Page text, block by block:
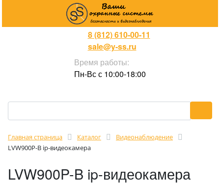
8 (812) 610-00-11
sale@y-ss.ru
Время работы:
Пн-Вс с 10:00-18:00
Главная страница Каталог
Видеонаблюдение
LVW900P-B ip-видеокамера
LVW900P-B ip-видеокамера